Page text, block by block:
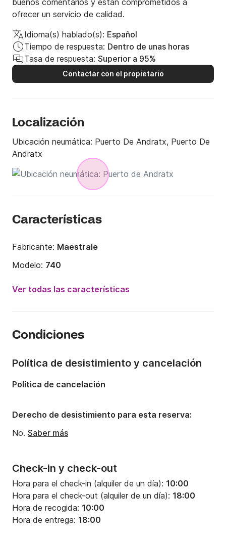
buenos comentarios y están comprometidos a
ofrecer un servicio de calidad.
Idioma(s) hablado(s): Español
Tiempo de respuesta: Dentro de unas horas
Tasa de respuesta: Superior a 95%
Contactar con el propietario
Localización
Ubicación neumática: Puerto De Andratx, Puerto De
Andratx
Características
Fabricante: Maestrale
Modelo: 740
300CV
Capacidad a bordo:
Ver todas las características
Condiciones
Check-in y check-out
Hora para el check-in (alquiler de un día): 10:00
Hora para el check-out (alquiler de un día): 18:00
Hora de recogida: 10:00
Hora de entrega: 18:00
Política de desistimiento y cancelación
Política de cancelación
Derecho de desistimiento para esta reserva:
No. Saber más